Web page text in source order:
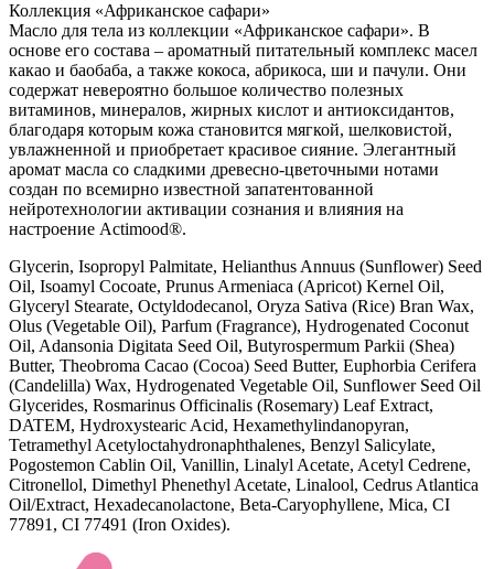
Коллекция «Африканское сафари»
Масло для тела из коллекции «Африканское сафари». В
основе его состава – ароматный питательный комплекс масел
какао и баобаба, а также кокоса, абрикоса, ши и пачули. Они
содержат невероятно большое количество полезных
витаминов, минералов, жирных кислот и антиоксидантов,
благодаря которым кожа становится мягкой, шелковистой,
увлажненной и приобретает красивое сияние. Элегантный
аромат масла со сладкими древесно-цветочными нотами
создан по всемирно известной запатентованной
нейротехнологии активации сознания и влияния на
настроение Actimood®.
Glycerin, Isopropyl Palmitate, Helianthus Annuus (Sunflower) Seed
Oil, Isoamyl Cocoate, Prunus Armeniaca (Apricot) Kernel Oil,
Glyceryl Stearate, Octyldodecanol, Oryza Sativa (Rice) Bran Wax,
Olus (Vegetable Oil), Parfum (Fragrance), Hydrogenated Coconut
Oil, Adansonia Digitata Seed Oil, Butyrospermum Parkii (Shea)
Butter, Theobroma Cacao (Cocoa) Seed Butter, Euphorbia Cerifera
(Candelilla) Wax, Hydrogenated Vegetable Oil, Sunflower Seed Oil
Glycerides, Rosmarinus Officinalis (Rosemary) Leaf Extract,
DATEM, Hydroxystearic Acid, Hexamethylindanopyran,
Tetramethyl Acetyloctahydronaphthalenes, Benzyl Salicylate,
Pogostemon Cablin Oil, Vanillin, Linalyl Acetate, Acetyl Cedrene,
Citronellol, Dimethyl Phenethyl Acetate, Linalool, Cedrus Atlantica
Oil/Extract, Hexadecanolactone, Beta-Caryophyllene, Mica, CI
77891, CI 77491 (Iron Oxides).